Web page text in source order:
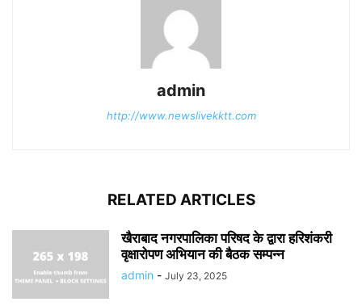
admin
http://www.newslivekktt.com
RELATED ARTICLES
खैराबाद नगरपालिका परिषद के द्वारा हरिशंकरी
वृक्षारोपण अभियान की बैठक सम्पन्न
admin - July 23, 2025